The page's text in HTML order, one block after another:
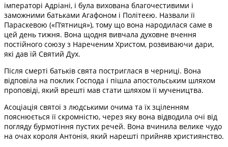
імператорі Адріані, і була вихована благочестивими і
заможними батьками Агафоном і Політеєю. Назвали її
Параскевою («П’ятниця»), тому що вона народилася саме в
цей день тижня. Вона щодня вивчала духовне вчення
постійного союзу з Нареченим Христом, розвиваючи дари,
які дав їй Святий Дух.
Після смерті батьків свята постриглася в черниці. Вона
відповіла на поклик Господа і пішла апостольським шляхом
проповіді, який врешті мав стати шляхом її мучеництва.
Асоціація святої з людськими очима та їх зціленням
пояснюється її скромністю, через яку вона відводила очі від
погляду бурмотіння пустих речей. Вона вчинила велике чудо
на очах короля Антонія, який нарешті прийняв християнство.